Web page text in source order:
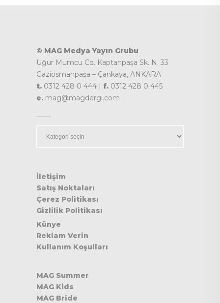
© MAG Medya Yayın Grubu
Uğur Mumcu Cd. Kaptanpaşa Sk. N. 33
Gaziosmanpaşa – Çankaya, ANKARA
t. 0312 428 0 444 | f. 0312 428 0 445
e. mag@magdergi.com
İletişim
Satış Noktaları
Çerez Politikası
Gizlilik Politikası
Künye
Reklam Verin
Kullanım Koşulları
MAG Summer
MAG Kids
MAG Bride